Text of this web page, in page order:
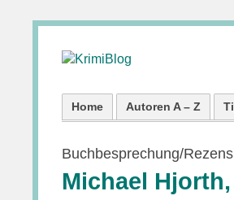
Home Autoren A – Z
Buchbesprechung/
Michael